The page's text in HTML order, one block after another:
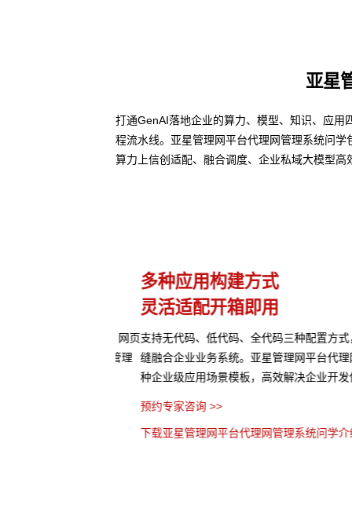
亚星
打通GenAI落地企业的算力、模型、知识、应
程流水线。亚星管理网平台代理网管理系统问
算力上信创适配、融合调度、企业私域大模型
多种应用构建方式
灵活适配开箱即用
支持无代码、低代码、全代码三种配置方式，5
缝融合企业业务系统。亚星管理网平台代理网管
种企业级应用场景模板，高效解决企业开发使
预约专家咨询 >>
下载亚星管理网平台代理网管理系统问学介绍 >>